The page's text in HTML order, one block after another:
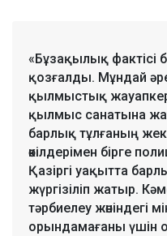
«Бұзақылық
қозғалды. Мұндай
қылмыстық
қылмыс санатына
барлық тұлғаның
өкілдерімен бірге
Қазіргі уақытта
жүргізіліп жатыр.
тәрбиелеу жөніндегі
орындамағаны үшін